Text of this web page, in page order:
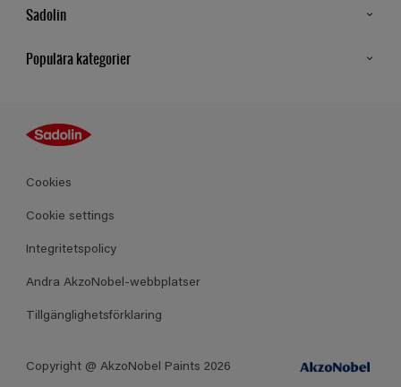
Sadolin
Populära kategorier
Kulörer
Produkter
Cookies
Cookie settings
Integritetspolicy
Andra AkzoNobel-webbplatser
Tillgänglighetsförklaring
Copyright @ AkzoNobel Paints 2026